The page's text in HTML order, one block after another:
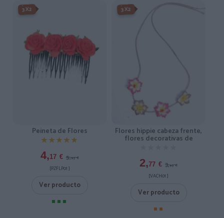
-3X2%
3X2
Peineta de Flores
★★★★★
★★★★★
4,17 € 5,95 €
[PZFLP01 ]
Ver producto
-3X2%
3X2
Flores hippie cabeza frente,
flores decorativas de
2,77 € 3,95 €
[VACH01 ]
Ver producto